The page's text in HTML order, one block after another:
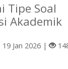
Tipe Soal
Akademik
19 Jan 2026 |